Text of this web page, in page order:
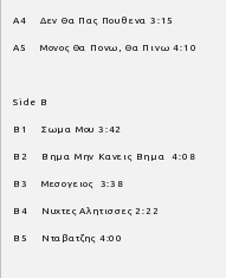
A4 Δεν Θα Πας Πουθενα 3:15
A5 Μονος Θα Πονω, Θα Πινω 4:10
Side B
B1 Σωμα Μου 3:42
B2 Βημα Μην Κανεις Βημα 4:08
B3 Μεσογειος 3:38
B4 Νυχτες Αλητισσες 2:22
B5 Νταβατζης 4:00